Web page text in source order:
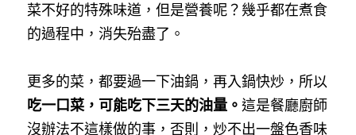
菜不好的特殊味道，但是營養呢？幾乎都在煮食
的過程中，消失殆盡了。
更多的菜，都要過一下油鍋，再入鍋快炒，所以
吃一口菜，可能吃下三天的油量。 這是餐廳廚師
沒辦法不這樣做的事，否則，炒不出一盤色香味